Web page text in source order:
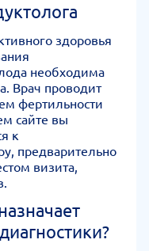
здоровья
необходима
Врач проводит
фертильности
сайте вы
к
предварительно
визита,